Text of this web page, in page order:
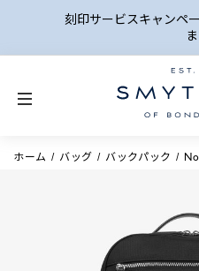
刻印サービスキャンペ
ホーム バッグ バックパック